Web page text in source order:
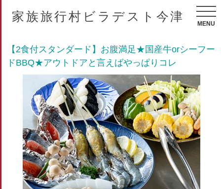
家族旅行村ビラデスト今津
MENU
【2食付スタンダード】お腹満足★国産牛orシーフー
ドBBQ★アウトドアと言えばやっぱりコレ